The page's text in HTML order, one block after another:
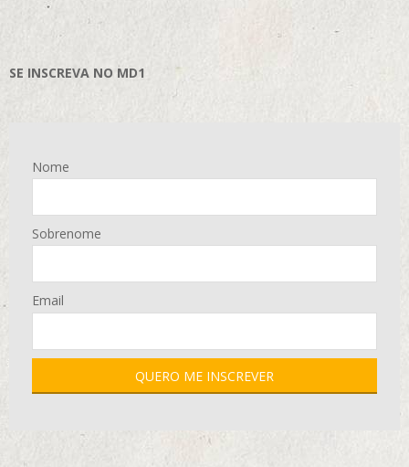
SE INSCREVA NO MD1
Nome
Sobrenome
Email